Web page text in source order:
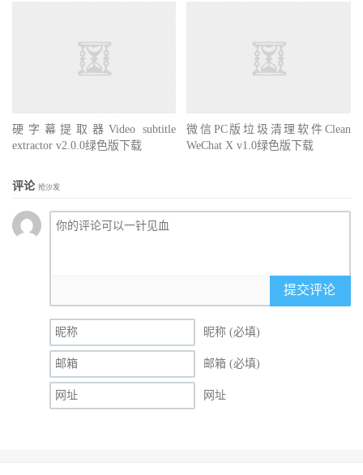
硬字幕提取器Video subtitle
微信PC版垃圾清理软件Clean
提交评论